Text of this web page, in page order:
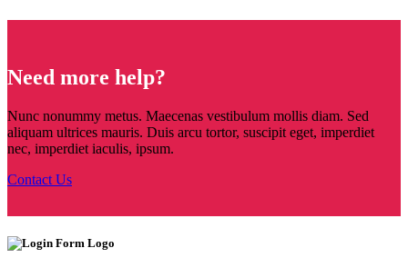
Need more help?
Nunc nonummy metus. Maecenas vestibulum mollis diam. Sed
aliquam ultrices mauris. Duis arcu tortor, suscipit eget, imperdiet
nec, imperdiet iaculis, ipsum.
Contact Us